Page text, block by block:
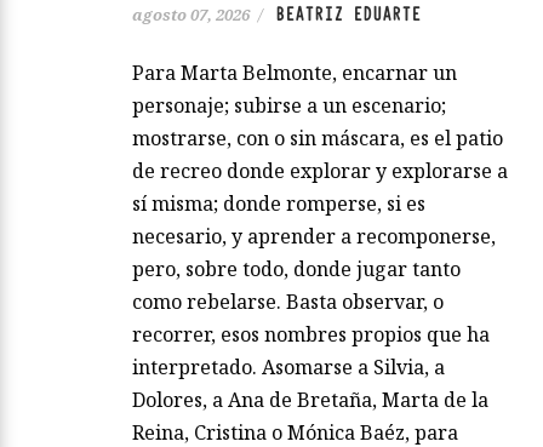
agosto 07, 2026 / BEATRIZ EDUARTE
Para Marta Belmonte, encarnar un
personaje; subirse a un escenario;
mostrarse, con o sin máscara, es el patio
de recreo donde explorar y explorarse a
sí misma; donde romperse, si es
necesario, y aprender a recomponerse,
pero, sobre todo, donde jugar tanto
como rebelarse. Basta observar, o
recorrer, esos nombres propios que ha
interpretado. Asomarse a Silvia, a
Dolores, a Ana de Bretaña, Marta de la
Reina, Cristina o Mónica Baéz, para